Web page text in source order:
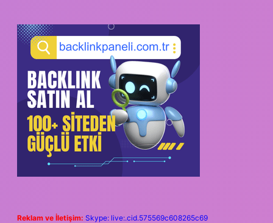
SIDEBAR
Reklam ve İletişim: Skype: live:.cid.575569c608265c69